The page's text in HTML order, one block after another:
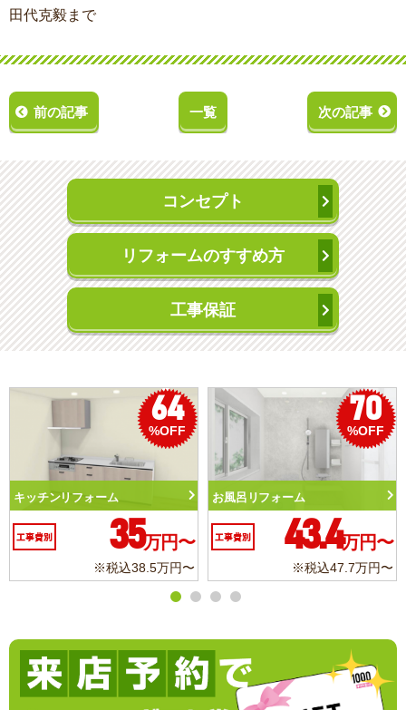
田代克毅まで
前の記事 一覧 次の記事
コンセプト
リフォームのすすめ方
工事保証
70
%OFF
お風呂リフォーム
工事費別 43.4万円〜
※税込47.7万円〜
50
%OFF
トイレリフォーム
工事費別 10.3万円〜
※税込11.3万円〜